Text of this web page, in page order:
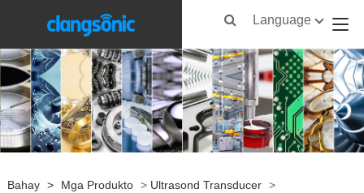
Language
Bahay > Mga Produkto > Ultrasond Transducer >